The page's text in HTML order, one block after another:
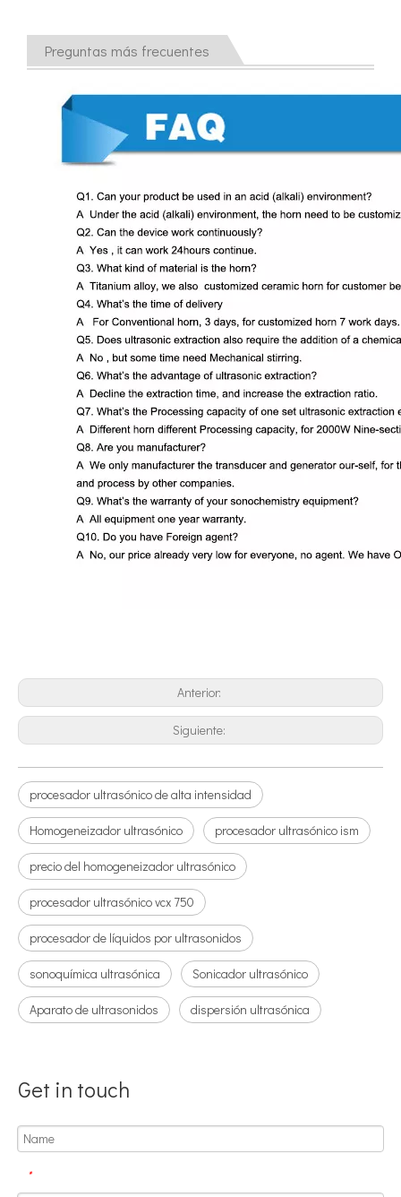
Preguntas más frecuentes
Anterior:
Siguiente:
procesador ultrasónico de alta intensidad
Homogeneizador ultrasónico procesador ultrasónico ism
precio del homogeneizador ultrasónico
procesador ultrasónico vcx 750
procesador de líquidos por ultrasonidos
sonoquímica ultrasónica Sonicador ultrasónico
Aparato de ultrasonidos dispersión ultrasónica
Get in touch
*